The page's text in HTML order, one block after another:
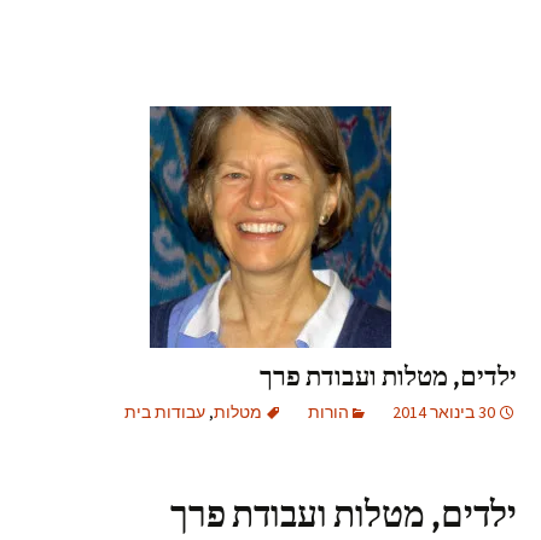
ילדים, מטלות ועבודת פרך
30 בינואר 2014 הורות מטלות, עבודות בית
ילדים, מטלות ועבודת פרך